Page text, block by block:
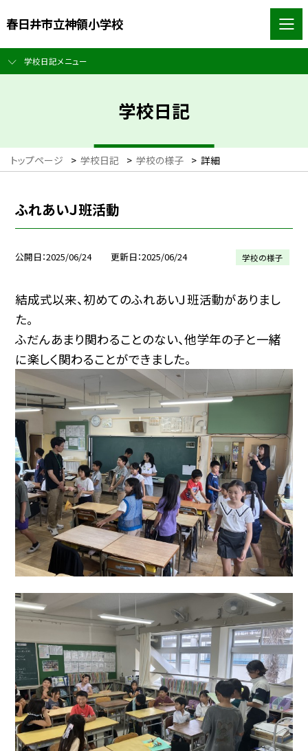
春日井市立神領小学校
学校日記メニュー
学校日記
トップページ > 学校日記 > 学校の様子 > 詳細
ふれあいＪ班活動
公開日 2025/06/24 更新日 2025/06/24 学校の様子
結成式以来、初めてのふれあいＪ班活動がありまし
た。
ふだんあまり関わることのない、他学年の子と一緒
に楽しく関わることができました。